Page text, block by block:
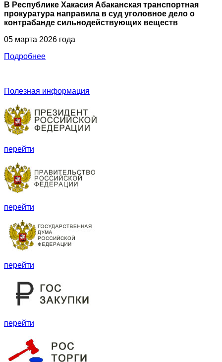
В Республике Хакасия Абаканская транспортная
прокуратура направила в суд уголовное дело о
контрабанде сильнодействующих веществ
05 марта 2026 года
Подробнее
Полезная информация
перейти
перейти
перейти
перейти